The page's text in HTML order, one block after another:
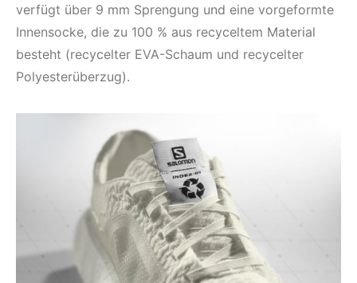
verfügt über 9 mm Sprengung und eine vorgeformte
Innensocke, die zu 100 % aus recyceltem Material
besteht (recycelter EVA-Schaum und recycelter
Polyesterüberzug).